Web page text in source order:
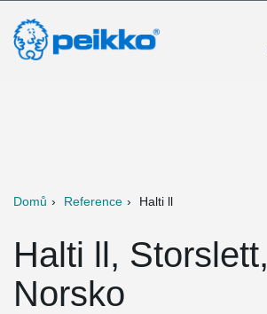
Domů Reference Halti ll
Halti ll, Storslett,
Norsko